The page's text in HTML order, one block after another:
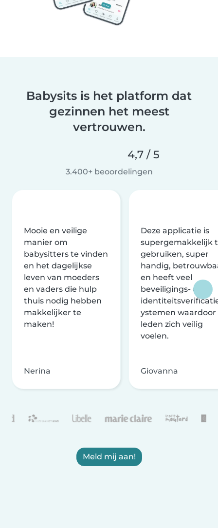
Babysits is het platform dat
gezinnen het meest
vertrouwen.
4,7 / 5
3.400+ beoordelingen
Mooie en veilige
manier om
babysitters te vinden
en het dagelijkse
leven van moeders
en vaders die hulp
thuis nodig hebben
makkelijker te
maken!
Nerina
Deze applicatie is
supergemakkelijk
gebruiken, super
handig,
en heeft veel
beveiligings- en
ystemen waardoor
leden zich veilig
voelen.
Giovanna
Meld mij aan!